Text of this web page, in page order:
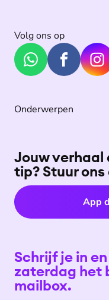
Volg ons op
Onderwerpen
Jouw verhaal
tip? Stuur
App
Schrijf je in
zaterdag het
mailbox.